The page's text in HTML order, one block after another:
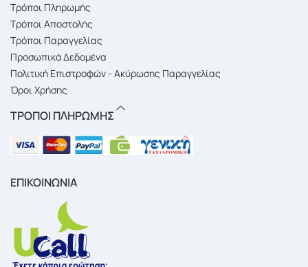
Τρόποι Πληρωμής
Τρόποι Αποστολής
Τρόποι Παραγγελίας
Προσωπικά Δεδομένα
Πολιτική Επιστροφών - Ακύρωσης Παραγγελίας
Όροι Χρήσης
ΤΡΟΠΟΙ ΠΛΗΡΩΜΗΣ
ΕΠΙΚΟΙΝΩΝΙΑ